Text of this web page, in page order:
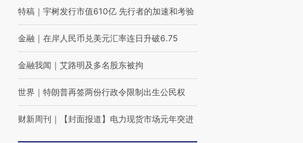
特稿 ｜ 宇树发行市值610亿 先行者的加速和考验
金融 ｜ 在岸人民币兑美元汇率连日升破6.75
金融我闻 ｜ 艾路明及多名股东被拘
世界 ｜ 特朗普再签两份行政令限制出生公民权
财新周刊 ｜ 【封面报道】电力现货市场元年突进